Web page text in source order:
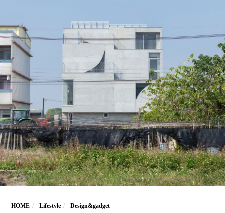
HOME Lifestyle Design&gadget